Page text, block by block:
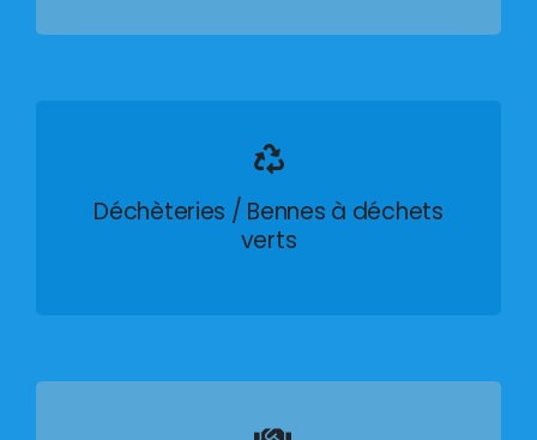
Déchèteries / Bennes à déchets
verts